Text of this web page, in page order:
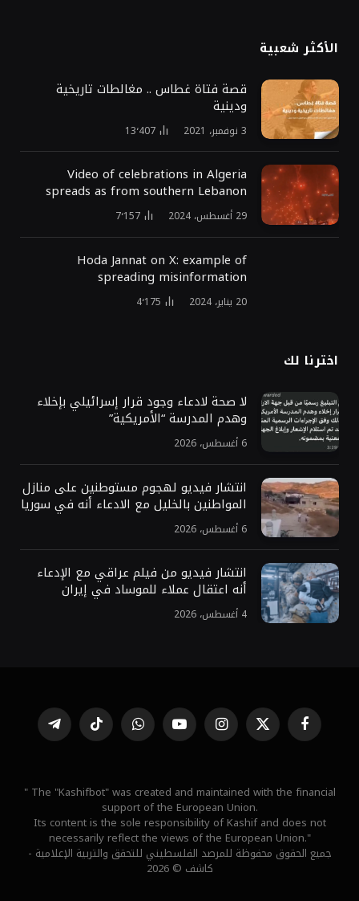
الأكثر شعبية
قصة فتاة غطاس .. مغالطات تاريخية
ودينية
3 نوفمبر، 2021 13٬407
Video of celebrations in Algeria
spreads as from southern Lebanon
29 أغسطس، 2024 7٬157
Hoda Jannat on X: example of
spreading misinformation
20 يناير، 2024 4٬175
اخترنا لك
لا صحة لادعاء وجود قرار إسرائيلي بإخلاء
وهدم المدرسة “الأمريكية”
6 أغسطس، 2026
انتشار فيديو لهجوم مستوطنين على منازل
المواطنين بالخليل مع الادعاء أنه في سوريا
6 أغسطس، 2026
انتشار فيديو من فيلم عراقي مع الإدعاء
أنه اعتقال عملاء للموساد في إيران
4 أغسطس، 2026
فيسبوك X
(Twitter)
الانستغراميوتيوب واتساب تيكتوك تيلقرام
" The "Kashifbot" was created and maintained with the financial
support of the European Union.
Its content is the sole responsibility of Kashif and does not
necessarily reflect the views of the European Union."
جميع الحقوق محفوظة للمرصد الفلسطيني للتحقق والتربية الإعلامية -
كاشف © 2026